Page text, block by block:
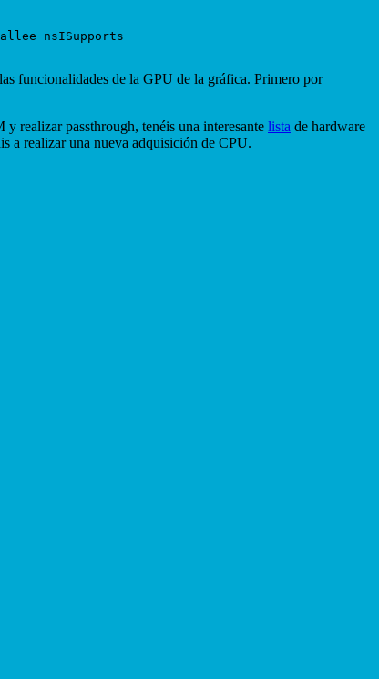
nsISupports
funcionalidades de la GPU de la gráfica. Primero por
realizar passthrough, tenéis una interesante lista de hardware
a realizar una nueva adquisición de CPU.